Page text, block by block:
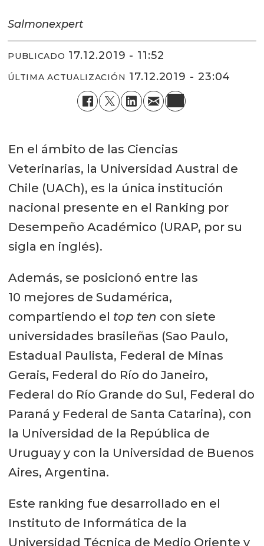
Salmonexpert
PUBLICADO 17.12.2019 - 11:52
ÚLTIMA ACTUALIZACIÓN 17.12.2019 - 23:04
En el ámbito de las Ciencias
Veterinarias, la Universidad Austral de
Chile (UACh), es la única institución
nacional presente en el Ranking por
Desempeño Académico (URAP, por su
sigla en inglés).
Además, se posicionó entre las
10 mejores de Sudamérica,
compartiendo el top ten con siete
universidades brasileñas (Sao Paulo,
Estadual Paulista, Federal de Minas
Gerais, Federal do Río do Janeiro,
Federal do Río Grande do Sul, Federal do
Paraná y Federal de Santa Catarina), con
la Universidad de la República de
Uruguay y con la Universidad de Buenos
Aires, Argentina.
Este ranking fue desarrollado en el
Instituto de Informática de la
Universidad Técnica de Medio Oriente y